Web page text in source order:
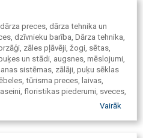
preces, dārza tehnika un
dzīvnieku barība, Dārza tehnika,
zāles pļāvēji, žogi, sētas,
un stādi, augsnes, mēslojumi,
sistēmas, zālāji, puķu sēklas
tūrisma preces, laivas,
floristikas piederumi, sveces,
sistēmas, bīdāmās durvju
krāsas, molberti, otas, Lampas,
Vairāk